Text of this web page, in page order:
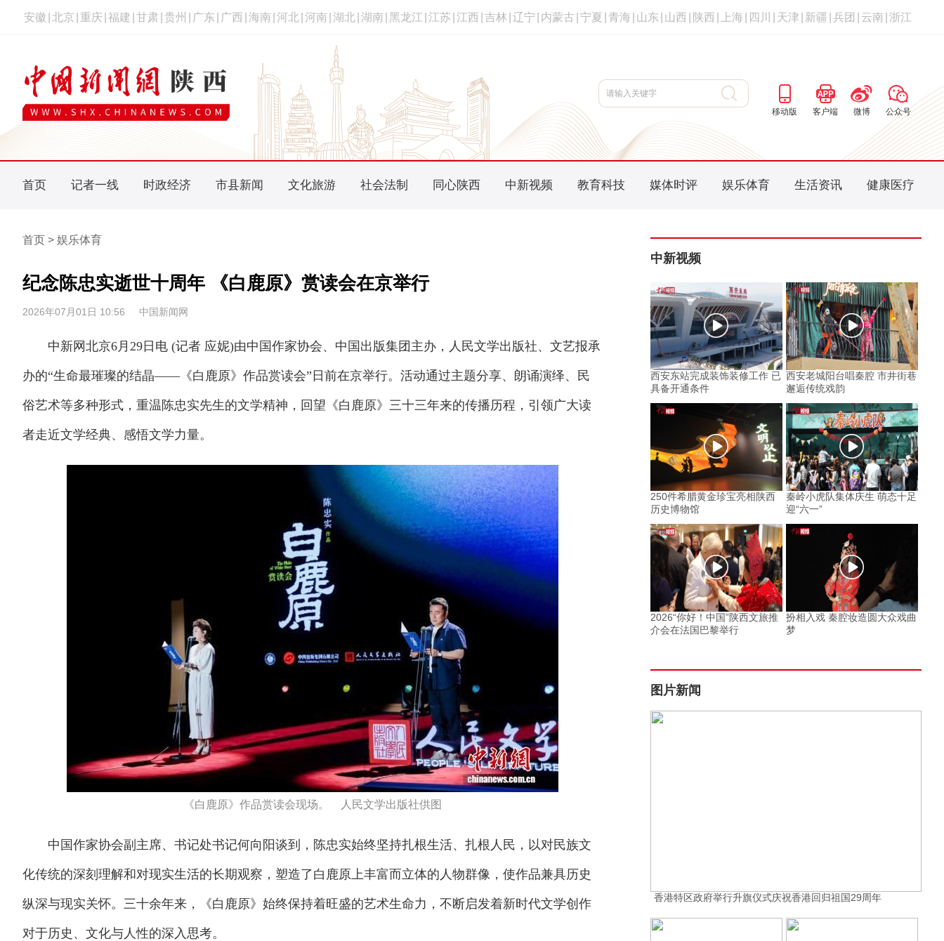
安徽 北京 重庆 福建 甘肃 贵州 广东 广西 海南 河北 河南 湖北 湖南 黑龙江 江苏 江西 吉林 辽宁 内蒙古 宁夏 青海 山东 山西 陕西 上海 四川 天津 新疆 兵团 云南 浙江
移动版 客户端 微博 公众号
首页 记者一线 时政经济 市县新闻 文化旅游 社会法制 同心陕西 中新视频 教育科技 媒体时评 娱乐体育 生活资讯 健康医疗
首页 > 娱乐体育
纪念陈忠实逝世十周年 《白鹿原》赏读会在京举行
2026年07月01日 10:56 中国新闻网
中新网北京6月29日电 (记者 应妮)由中国作家协会、中国出版集团主办，人民文学出版社、文艺报承
办的“生命最璀璨的结晶——《白鹿原》作品赏读会”日前在京举行。活动通过主题分享、朗诵演绎、民
俗艺术等多种形式，重温陈忠实先生的文学精神，回望《白鹿原》三十三年来的传播历程，引领广大读
者走近文学经典、感悟文学力量。
《白鹿原》作品赏读会现场。 人民文学出版社供图
中国作家协会副主席、书记处书记何向阳谈到，陈忠实始终坚持扎根生活、扎根人民，以对民族文
化传统的深刻理解和对现实生活的长期观察，塑造了白鹿原上丰富而立体的人物群像，使作品兼具历史
纵深与现实关怀。三十余年来，《白鹿原》始终保持着旺盛的艺术生命力，不断启发着新时代文学创作
对于历史、文化与人性的深入思考。
中新视频
西安东站完成装饰装修工作 已
具备开通条件
西安老城阳台唱秦腔 市井街巷
邂逅传统戏韵
250件希腊黄金珍宝亮相陕西
历史博物馆
秦岭小虎队集体庆生 萌态十足
迎“六一”
2026“你好！中国”陕西文旅推
介会在法国巴黎举行
扮相入戏 秦腔妆造圆大众戏曲
梦
图片新闻
香港特区政府举行升旗仪式庆祝香港回归祖国29周年